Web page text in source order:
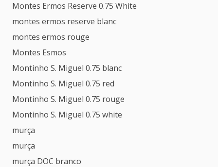
Montes Ermos Reserve 0.75 White
montes ermos reserve blanc
montes ermos rouge
Montes Esmos
Montinho S. Miguel 0.75 blanc
Montinho S. Miguel 0.75 red
Montinho S. Miguel 0.75 rouge
Montinho S. Miguel 0.75 white
murça
murça
murça DOC branco